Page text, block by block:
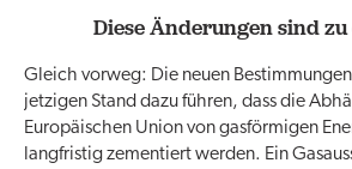
Diese Änderungen sind
Gleich vorweg: Die neuen
jetzigen Stand dazu führen, dass die
Europäischen Union von gasförmigen
langfristig zementiert werden. Ein